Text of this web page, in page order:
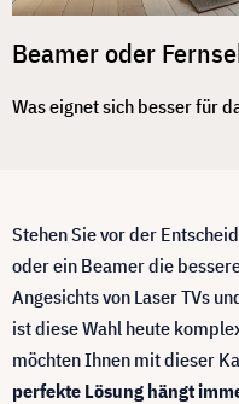
Beamer oder
Was eignet sich besser für
Stehen Sie vor der
oder ein Beamer die
Angesichts von Laser TVs
ist diese Wahl heute
möchten Ihnen mit dieser
perfekte Lösung hängt